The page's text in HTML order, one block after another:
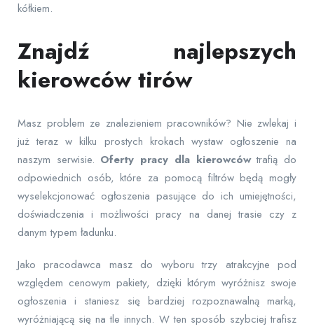
kółkiem.
Znajdź najlepszych
kierowców tirów
Masz problem ze znalezieniem pracowników? Nie zwlekaj i
już teraz w kilku prostych krokach wystaw ogłoszenie na
naszym serwisie. Oferty pracy dla kierowcówtrafią do
odpowiednich osób, które za pomocą filtrów będą mogły
wyselekcjonować ogłoszenia pasujące do ich umiejętności,
doświadczenia i możliwości pracy na danej trasie czy z
danym typem ładunku.
Jako pracodawca masz do wyboru trzy atrakcyjne pod
względem cenowym pakiety, dzięki którym wyróżnisz swoje
ogłoszenia i staniesz się bardziej rozpoznawalną marką,
wyróżniającą się na tle innych. W ten sposób szybciej trafisz